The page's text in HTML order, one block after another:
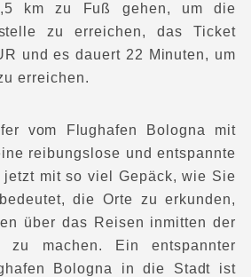
km zu Fuß gehen, um die
zu erreichen, das Ticket
und es dauert 22 Minuten, um
erreichen.
vom Flughafen Bologna mit
reibungslose und entspannte
mit so viel Gepäck, wie Sie
die Orte zu erkunden,
über das Reisen inmitten der
zu machen. Ein entspannter
Bologna in die Stadt ist